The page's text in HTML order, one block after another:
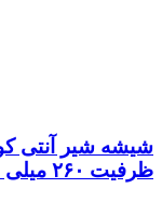
شیشه شیر آنتی
ظرفیت ۲۶۰ میلی لیتر